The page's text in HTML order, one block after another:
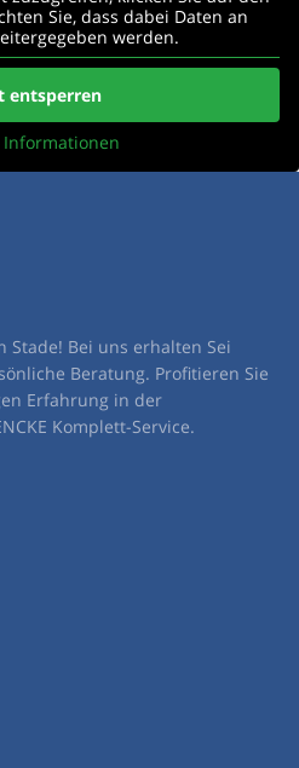
Sie, dass dabei Daten an
werden.
entsperren
Stade! Bei uns erhalten Sei
Beratung. Profitieren Sie
Erfahrung in der
Komplett-Service.